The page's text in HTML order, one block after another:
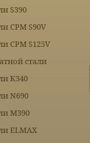
S390
CPM S90V
CPM S125V
стали
К340
N690
М390
ELMAX